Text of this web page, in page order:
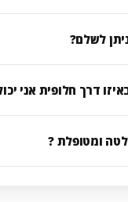
לשלם?
דרך חלופית אני
ומטופלת ?